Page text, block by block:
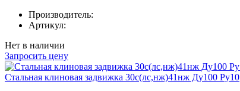
Производитель:
Артикул:
Нет в наличии
Запросить цену
Стальная клиновая задвижка 30с(лс,нж)41нж Ду100 Ру10